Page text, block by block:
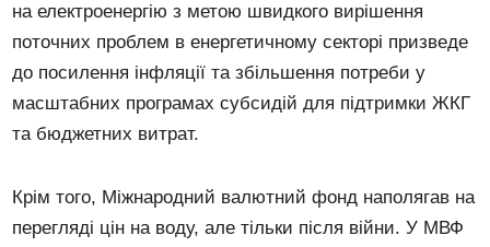
на електроенергію з метою швидкого вирішення
поточних проблем в енергетичному секторі призведе
до посилення інфляції та збільшення потреби у
масштабних програмах субсидій для підтримки ЖКГ
та бюджетних витрат.
Крім того, Міжнародний валютний фонд наполягав на
перегляді цін на воду, але тільки після війни. У МВФ